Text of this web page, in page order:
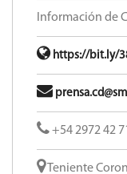
Información de
https://bit.ly/
+54 2972 42
Teniente